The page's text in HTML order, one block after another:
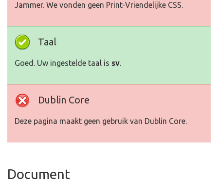
Jammer. We vonden geen Print-Vriendelijke CSS.
Taal
Goed. Uw ingestelde taal is sv.
Dublin Core
Deze pagina maakt geen gebruik van Dublin Core.
Document